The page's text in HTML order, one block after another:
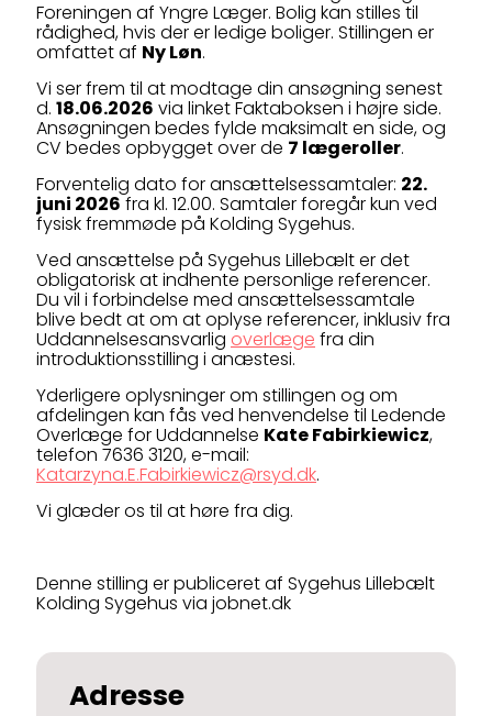
Foreningen af Yngre Læger. Bolig kan stilles til
rådighed, hvis der er ledige boliger. Stillingen er
omfattet af Ny Løn.
Vi ser frem til at modtage din ansøgning senest
d. 18.06.2026 via linket Faktaboksen i højre side.
Ansøgningen bedes fylde maksimalt en side, og
CV bedes opbygget over de 7 lægeroller.
Forventelig dato for ansættelsessamtaler: 22.
juni 2026 fra kl. 12.00. Samtaler foregår kun ved
fysisk fremmøde på Kolding Sygehus.
Ved ansættelse på Sygehus Lillebælt er det
obligatorisk at indhente personlige referencer.
Du vil i forbindelse med ansættelsessamtale
blive bedt at om at oplyse referencer, inklusiv fra
Uddannelsesansvarlig overlæge fra din
introduktionsstilling i anæstesi.
Yderligere oplysninger om stillingen og om
afdelingen kan fås ved henvendelse til Ledende
Overlæge for Uddannelse Kate Fabirkiewicz,
telefon 7636 3120, e-mail:
Katarzyna.E.Fabirkiewicz@rsyd.dk.
Vi glæder os til at høre fra dig.
Denne stilling er publiceret af Sygehus Lillebælt
Kolding Sygehus via jobnet.dk
Adresse